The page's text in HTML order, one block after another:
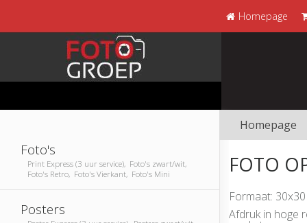
Homepage
Foto's
Print Express (3 uur service), Foto's zwart/wit,
Foto's Retro, Foto's Vierkant, Foto's Mini
Posters
Homepage
FOTO
Formaat:
Afdruk in hoge